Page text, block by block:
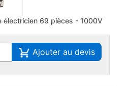
électricien 69 pièces - 1000V
Ajouter au devis